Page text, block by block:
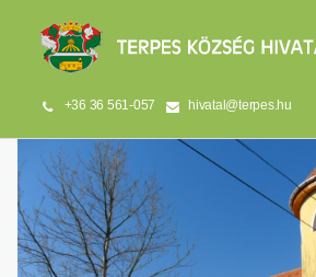
+36 36 561-057 hivatal@terpes.hu